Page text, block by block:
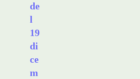
de
l
19
di
ce
m